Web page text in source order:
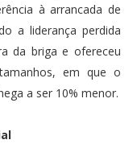
à arrancada de
a liderança perdida
da briga e ofereceu
em que o
a ser 10% menor.